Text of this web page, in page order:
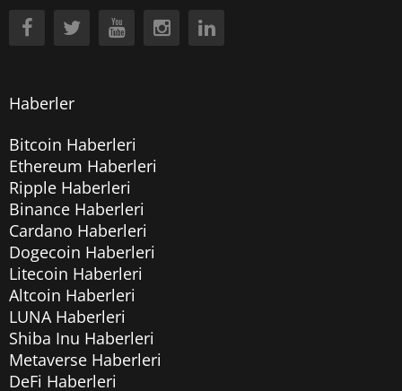
Haberler
Bitcoin Haberleri
Ethereum Haberleri
Ripple Haberleri
Binance Haberleri
Cardano Haberleri
Dogecoin Haberleri
Litecoin Haberleri
Altcoin Haberleri
LUNA Haberleri
Shiba Inu Haberleri
Metaverse Haberleri
DeFi Haberleri